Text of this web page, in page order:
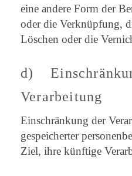
eine andere Form der
oder die Verknüpfung,
Löschen oder die
d)
Verarbeitung
Einschränkung der
gespeicherter
Ziel, ihre künftige